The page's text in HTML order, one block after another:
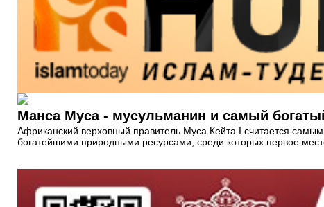
Манса Муса - мусульманин и самый
Африканский верховный правитель Муса Кейта I считается
богатейшими природными ресурсами, среди которых первое